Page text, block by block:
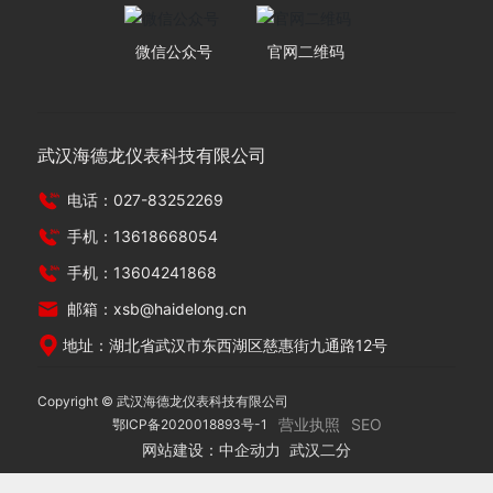
微信公众号 官网二维码
武汉海德龙仪表科技有限公司
电话：027-83252269
手机：13618668054
手机：13604241868
邮箱：xsb@haidelong.cn
地址：湖北省武汉市东西湖区慈惠街九通路12号
Copyright © 武汉海德龙仪表科技有限公司
鄂ICP备2020018893号-1
营业执照
SEO
网站建设：中企动力 武汉 二分